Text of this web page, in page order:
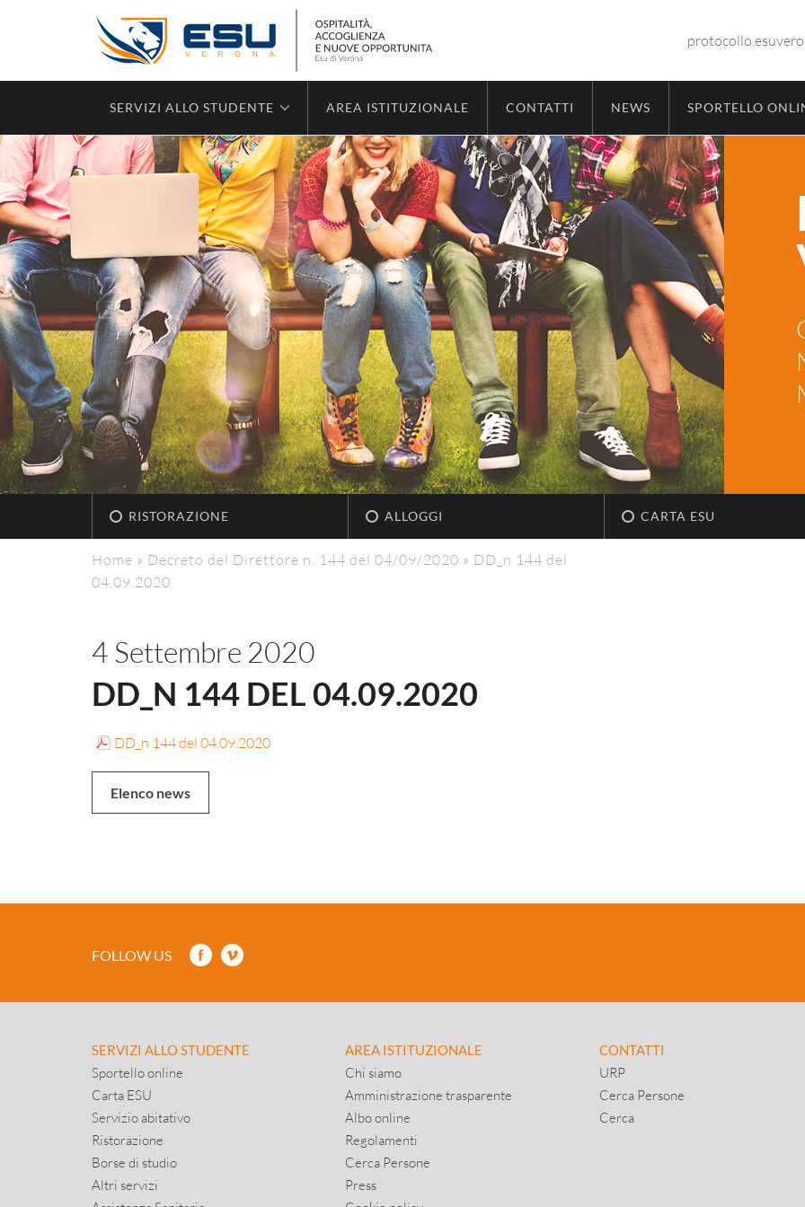
SERVIZI ALLO STUDENTE AREA ISTITUZIONALE CONTATTI NEWS SPORTELLO
RISTORAZIONE ALLOGGI CARTA ESU
Home » Decreto del Direttore n. 144 del 04/09/2020 » DD_n 144 del
04.09.2020
4 Settembre 2020
DD_N 144 DEL 04.09.2020
DD_n 144 del 04.09.2020
Elenco news
FOLLOW US
SERVIZI ALLO STUDENTE
Sportello online
Carta ESU
Servizio abitativo
Ristorazione
Borse di studio
Altri servizi
AREA ISTITUZIONALE
Chi siamo
Amministrazione trasparente
Albo online
Regolamenti
Cerca Persone
Press
CONTATTI
URP
Cerca Persone
Cerca